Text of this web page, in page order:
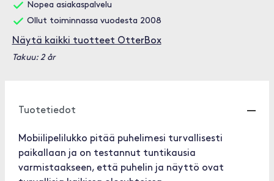
Nopea asiakaspalvelu
Ollut toiminnassa vuodesta 2008
Näytä kaikki tuotteet OtterBox
Takuu: 2 år
Tuotetiedot
Mobiilipelilukko pitää puhelimesi turvallisesti
paikallaan ja on testannut tuntikausia
varmistaakseen, että puhelin ja näyttö ovat